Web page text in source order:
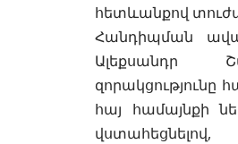
հետևանքով
Հանդիպման
Ալեքսանդր
զորակցությունը
հայ համայնքի